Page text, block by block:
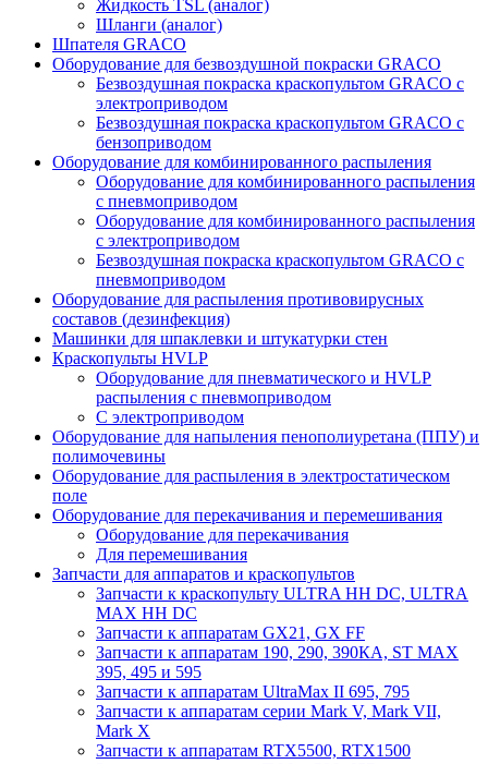
Жидкость TSL (аналог)
Шланги (аналог)
Шпателя GRACO
Оборудование для безвоздушной покраски GRACO
Безвоздушная покраска краскопультом GRACO с
электроприводом
Безвоздушная покраска краскопультом GRACO с
бензоприводом
Оборудование для комбинированного распыления
Оборудование для комбинированного распыления
с пневмоприводом
Оборудование для комбинированного распыления
с электроприводом
Безвоздушная покраска краскопультом GRACO с
пневмоприводом
Оборудование для распыления противовирусных
составов (дезинфекция)
Машинки для шпаклевки и штукатурки стен
Краскопульты HVLP
Оборудование для пневматического и HVLP
распыления с пневмоприводом
C электроприводом
Оборудование для напыления пенополиуретана (ППУ) и
полимочевины
Оборудование для распыления в электростатическом
поле
Оборудование для перекачивания и перемешивания
Оборудование для перекачивания
Для перемешивания
Запчасти для аппаратов и краскопультов
Запчасти к краскопульту ULTRA HH DC, ULTRA
MAX HH DC
Запчасти к аппаратам GX21, GX FF
Запчасти к аппаратам 190, 290, 390КА, ST MAX
395, 495 и 595
Запчасти к аппаратам UltraMax II 695, 795
Запчасти к аппаратам серии Mark V, Mark VII,
Mark X
Запчасти к аппаратам RTX5500, RTX1500